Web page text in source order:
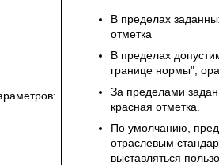
В пределах
отметка
В пределах
границе нормы",
За пределами
красная отметка.
По умолчанию,
отраслевым
выставляться